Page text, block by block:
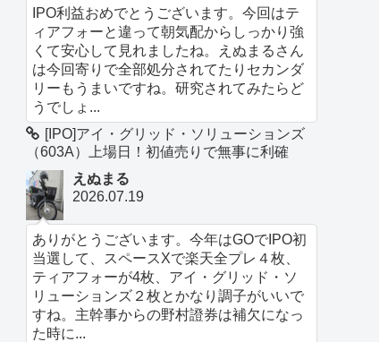
IPO利益おめでとうございます。今回はテ
ィアフォーと違って朝気配からしっかり強
くて安心して見れましたね。えぬまるさん
は今回寄りで全部処分されてたりセカンダ
リーもうまいですね。研究されてみたらど
うでしょ...
[IPO]アイ・グリッド・ソリューションズ
（603A）上場日！初値売りで無事に利確
えぬまる
2026.07.19
ありがとうございます。今年はGOでIPO初
当選して、スペースXで楽天全プレ４枚、
ティアフォーが4枚、アイ・グリッド・ソ
リューションズ２枚とかなり調子がいいで
すね。主幹事からの野村證券は補欠になっ
た時に...